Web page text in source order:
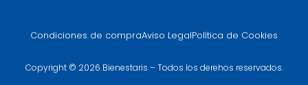
Copyright © 2026 Bienestaris – Todos los derehos reservados.
Condiciones de compraAviso LegalPolítica de Cookies